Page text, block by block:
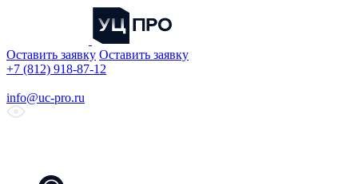
Оставить заявку Оставить заявку
+7 (812) 918-87-12
info@uc-pro.ru